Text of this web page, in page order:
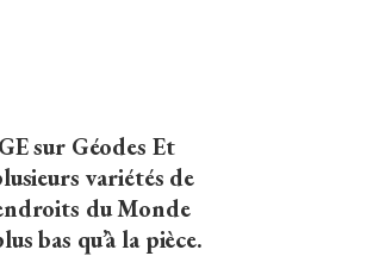
sur Géodes Et
variétés de
du Monde
bas qu’à la pièce.